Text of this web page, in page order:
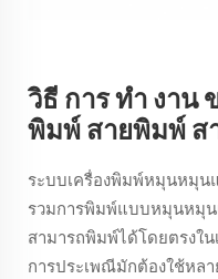
วิธี การ ทํา งาน
พิมพ์ สายพิมพ์ สา
ระบบเครื่องพิมพ์หมุนหมุ
รวมการพิมพ์แบบหมุนหมุน
สามารถพิมพ์ได้โดยตรงใน
การประเพณีมักต้องใช้หล